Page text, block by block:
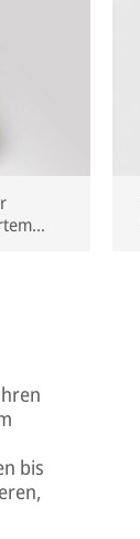
bis